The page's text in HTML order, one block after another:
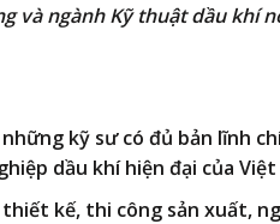
và ngành Kỹ thuật dầu khí
kỹ sư có đủ bản lĩnh
dầu khí hiện đại của Việt
kế, thi công sản xuất,